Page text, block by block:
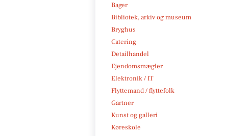
Bager
Bibliotek, arkiv og museum
Bryghus
Catering
Detailhandel
Ejendomsmægler
Elektronik / IT
Flyttemand / flyttefolk
Gartner
Kunst og galleri
Køreskole